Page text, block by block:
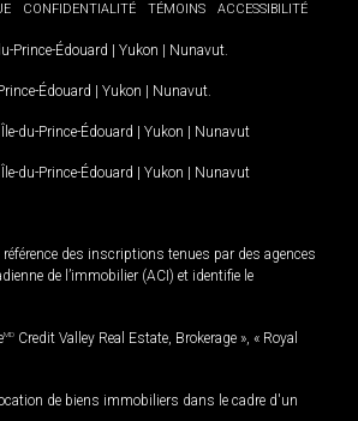
CONFIDENTIALITÉ TÉMOINS ACCESSIBILITÉ
Prince-Édouard | Yukon | Nunavut
Édouard | Yukon | Nunavut
Île-du-Prince-Édouard | Yukon | Nunavut
Île-du-Prince-Édouard | Yukon | Nunavut
des inscriptions tenues par des agences
de l’immobilier (ACI) et identifie le
MD Credit Valley Real Estate, Brokerage », « Royal
de biens immobiliers dans le cadre d'un